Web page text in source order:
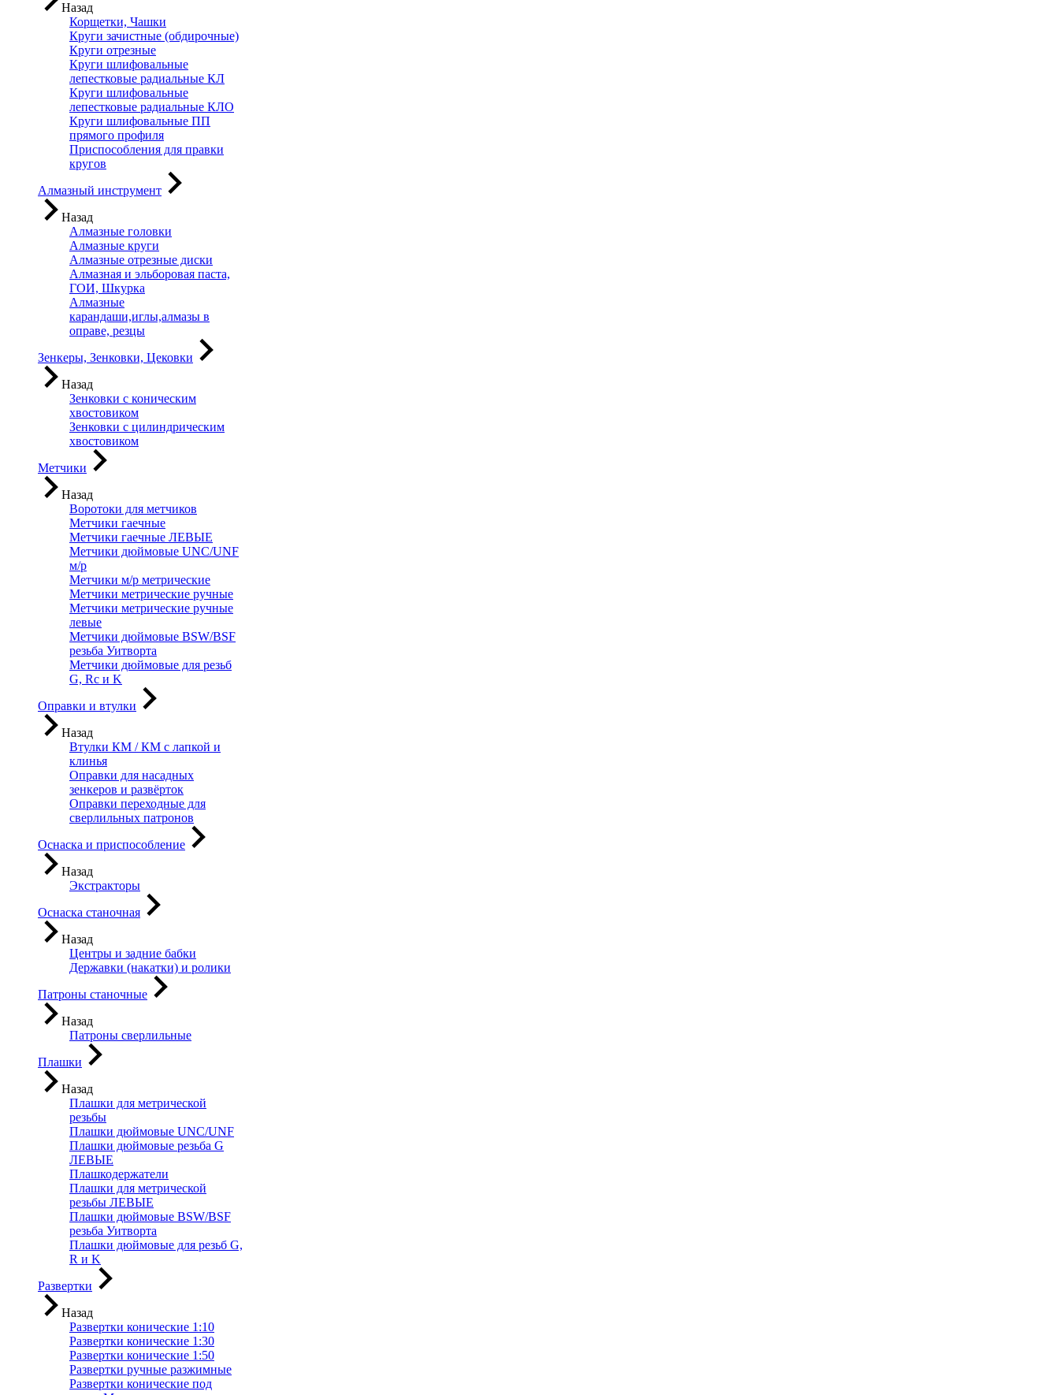
Назад
Корщетки, Чашки
Круги зачистные (обдирочные)
Круги отрезные
Круги шлифовальные
лепестковые радиальные КЛ
Круги шлифовальные
лепестковые радиальные КЛО
Круги шлифовальные ПП
прямого профиля
Приспособления для правки
кругов
Алмазный инструмент
Назад
Алмазные головки
Алмазные круги
Алмазные отрезные диски
Алмазная и эльборовая паста,
ГОИ, Шкурка
Алмазные
карандаши,иглы,алмазы в
оправе, резцы
Зенкеры, Зенковки, Цековки
Назад
Зенковки с коническим
хвостовиком
Зенковки с цилиндрическим
хвостовиком
Метчики
Назад
Воротоки для метчиков
Метчики гаечные
Метчики гаечные ЛЕВЫЕ
Метчики дюймовые UNC/UNF
м/р
Метчики м/р метрические
Метчики метрические ручные
Метчики метрические ручные
левые
Метчики дюймовые BSW/BSF
резьба Уитворта
Метчики дюймовые для резьб
G, Rc и K
Оправки и втулки
Назад
Втулки КМ / КМ с лапкой и
клинья
Оправки для насадных
зенкеров и развёрток
Оправки переходные для
сверлильных патронов
Оснаска и приспособление
Назад
Экстракторы
Оснаска станочная
Назад
Центры и задние бабки
Державки (накатки) и ролики
Патроны станочные
Назад
Патроны сверлильные
Плашки
Назад
Плашки для метрической
резьбы
Плашки дюймовые UNC/UNF
Плашки дюймовые резьба G
ЛЕВЫЕ
Плашкодержатели
Плашки для метрической
резьбы ЛЕВЫЕ
Плашки дюймовые BSW/BSF
резьба Уитворта
Плашки дюймовые для резьб G,
R и K
Развертки
Назад
Развертки конические 1:10
Развертки конические 1:30
Развертки конические 1:50
Развертки ручные разжимные
Развертки конические под